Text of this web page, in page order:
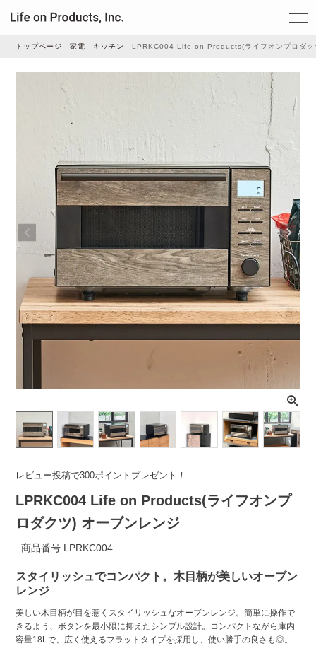
家電
家事・生活雑貨
ルームフレグランス
デジタル雑貨
ライト・シーリングファン
アウトレット
トップページ 家電 キッチン LPRKC004 Life on Products(ライフオンプロダク
レビュー投稿で300ポイントプレゼント！
LPRKC004 Life on Products(ライフオンプ
ロダクツ) オーブンレンジ
商品番号 LPRKC004
スタイリッシュでコンパクト。木目柄が美しいオーブン
レンジ
美しい木目柄が目を惹くスタイリッシュなオーブンレンジ。簡単に操作で
きるよう、ボタンを最小限に抑えたシンプル設計。コンパクトながら庫内
容量18Lで、広く使えるフラットタイプを採用し、使い勝手の良さも◎。